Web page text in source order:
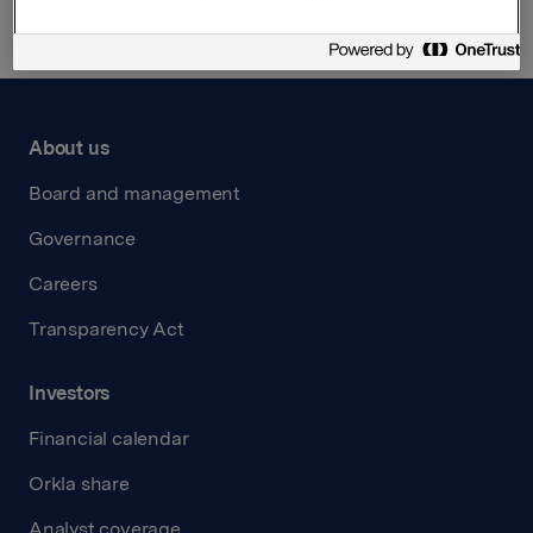
About us
Board and management
Governance
Careers
Transparency Act
Investors
Financial calendar
Orkla share